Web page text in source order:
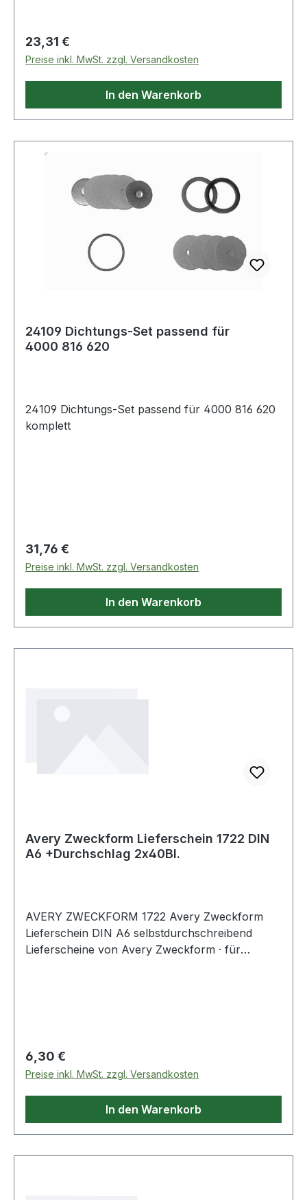
Regulärer Preis:
23,31 €
Preise inkl. MwSt. zzgl. Versandkosten
In den Warenkorb
24109 Dichtungs-Set passend für
4000 816 620
24109 Dichtungs-Set passend für 4000 816 620
komplett
Regulärer Preis:
31,76 €
Preise inkl. MwSt. zzgl. Versandkosten
In den Warenkorb
Avery Zweckform Lieferschein 1722 DIN
A6 +Durchschlag 2x40Bl.
AVERY ZWECKFORM 1722 Avery Zweckform
Lieferschein DIN A6 selbstdurchschreibend
Lieferscheine von Avery Zweckform · für
Regulärer Preis:
6,30 €
Preise inkl. MwSt. zzgl. Versandkosten
In den Warenkorb